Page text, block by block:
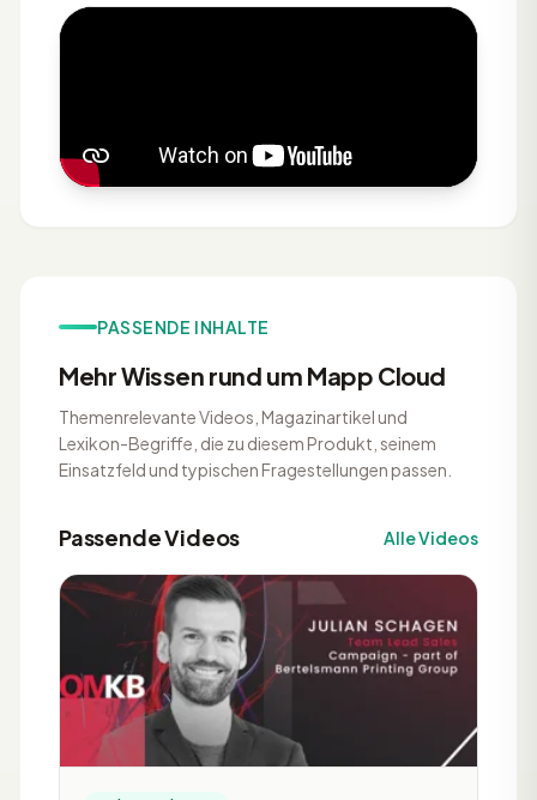
PASSENDE INHALTE
Mehr Wissen rund um Mapp Cloud
Themenrelevante Videos, Magazinartikel und
Lexikon-Begriffe, die zu diesem Produkt, seinem
Einsatzfeld und typischen Fragestellungen passen.
Passende Videos Alle Videos